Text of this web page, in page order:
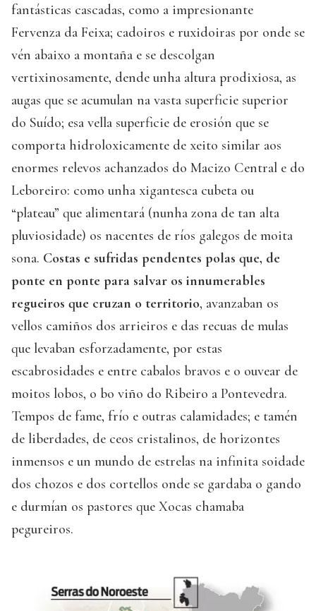
fantásticas cascadas, como a impresionante
Fervenza da Feixa; cadoiros e ruxidoiras por onde se
vén abaixo a montaña e se descolgan
vertixinosamente, dende unha altura prodixiosa, as
augas que se acumulan na vasta superficie superior
do Suído; esa vella superficie de erosión que se
comporta hidroloxicamente de xeito similar aos
enormes relevos achanzados do Macizo Central e do
Leboreiro: como unha xigantesca cubeta ou
“plateau” que alimentará (nunha zona de tan alta
pluviosidade) os nacentes de ríos galegos de moita
sona. Costas e sufridas pendentes polas que, de
ponte en ponte para salvar os innumerables
regueiros que cruzan o territorio, avanzaban os
vellos camiños dos arrieiros e das recuas de mulas
que levaban esforzadamente, por estas
escabrosidades e entre cabalos bravos e o ouvear de
moitos lobos, o bo viño do Ribeiro a Pontevedra.
Tempos de fame, frío e outras calamidades; e tamén
de liberdades, de ceos cristalinos, de horizontes
inmensos e un mundo de estrelas na infinita soidade
dos chozos e dos cortellos onde se gardaba o gando
e durmían os pastores que Xocas chamaba
pegureiros.